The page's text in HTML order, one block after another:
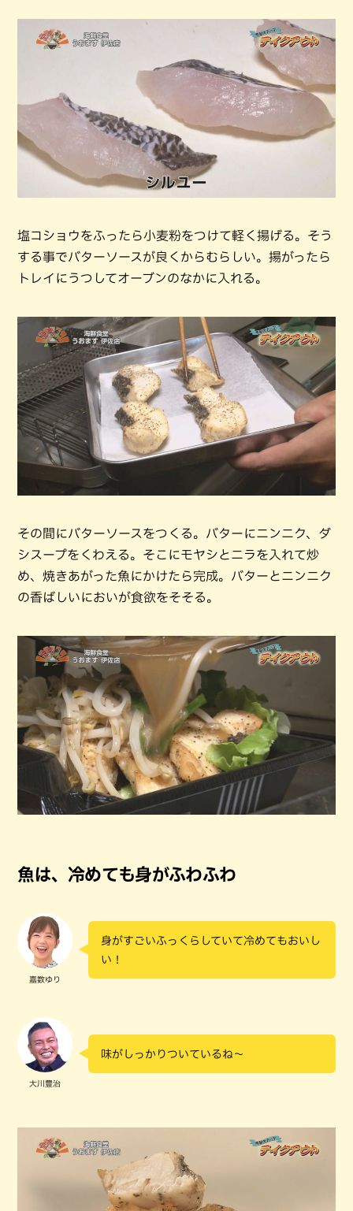
塩コショウをふったら小麦粉をつけて軽く揚げる。そう
する事でバターソースが良くからむらしい。揚がったら
トレイにうつしてオーブンのなかに入れる。
その間にバターソースをつくる。バターにニンニク、ダ
シスープをくわえる。そこにモヤシとニラを入れて炒
め、焼きあがった魚にかけたら完成。バターとニンニク
の香ばしいにおいが食欲をそそる。
魚は、冷めても身がふわふわ
嘉数ゆり
身がすごいふっくらしていて冷めてもおいし
い！
大川豊治
味がしっかりついているね～